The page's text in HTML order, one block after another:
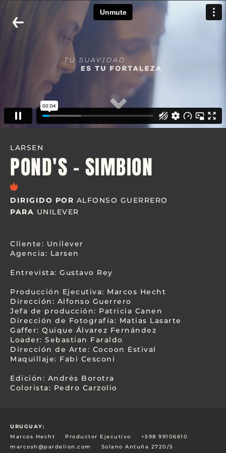
←
⌄
LARSEN
POND'S - SIMBION
DIRIGIDO POR ALFONSO GUERRERO
PARA UNILEVER
Cliente: Unilever
Agencia: Larsen
Entrevista: Gustavo Rey
Producción Ejecutiva: Marcos Hecht
Dirección: Alfonso Guerrero
Jefa de producción: Patricia Canen
Dirección de Fotografía: Matias Lasarte
Gaffer: Quique Álvarez Fernández
Loader: Sebastian Faraldo
Dirección de Arte: Cocoon Estival
Maquillaje: Fabi Cesconi
Edición: Andrés Borotra
Colorista: Pedro Carzolio
URUGUAY:
Marcos Hecht
Productor Ejecutivo
+598 99106610
marcosh@pardelion.com
Solano Antuña 2720/5